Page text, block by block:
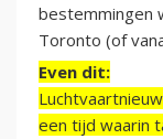
bestemmingen
Toronto (of
Even dit:
een tijd waarin